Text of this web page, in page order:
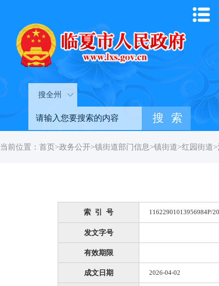
搜全州
当前位置： 首页>政务公开>镇街道部门信息>镇街道>红园街道>
索 引 号 11622901013956984P/
发文字号
有效期限
成文日期 2026-04-02